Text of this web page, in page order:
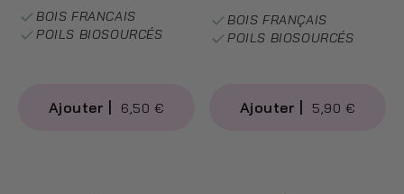
BOIS FRANCAIS
POILS BIOSOURCÉS
6,50 €
BOIS FRANÇAIS
POILS BIOSOURCÉS
5,90 €